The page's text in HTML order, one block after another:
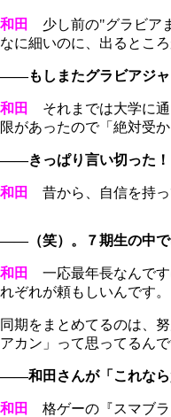
和田
少し前の"グラビア
なに細いのに、出るとこ
――もしまたグラビアジャ
和田
それまでは大学に通
限があったので「絶対受
――きっぱり言い切った！
和田 昔から、自信を持っ
――（笑）。７期生の中で
和田
一応最年長なんです
れぞれが頼もしいんです。
同期をまとめてるのは、
アカン」って思ってるんで
――和田さんが「これなら
和田
格ゲーの『スマブラ